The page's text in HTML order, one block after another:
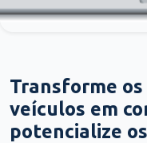
Transforme os
veículos em
potencialize